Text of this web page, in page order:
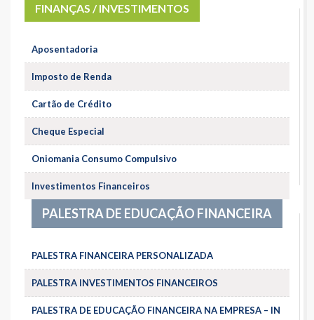
FINANÇAS / INVESTIMENTOS
Aposentadoria
Imposto de Renda
Cartão de Crédito
Cheque Especial
Oniomania Consumo Compulsivo
Investimentos Financeiros
PALESTRA DE EDUCAÇÃO FINANCEIRA
PALESTRA FINANCEIRA PERSONALIZADA
PALESTRA INVESTIMENTOS FINANCEIROS
PALESTRA DE EDUCAÇÃO FINANCEIRA NA EMPRESA – IN